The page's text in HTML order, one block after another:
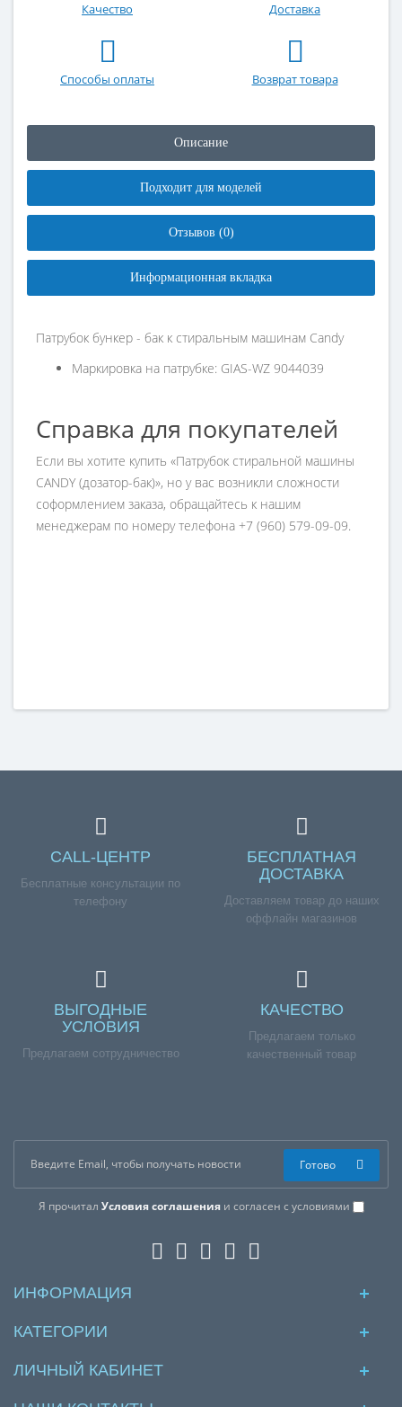
Качество Доставка
Способы оплаты Возврат товара
Описание
Подходит для моделей
Отзывов (0)
Информационная вкладка
Патрубок бункер - бак к стиральным машинам Candy
Маркировка на патрубке: GIAS-WZ 9044039
Справка для покупателей
Если вы хотите купить «Патрубок стиральной машины
CANDY (дозатор-бак)», но у вас возникли сложности
соформлением заказа, обращайтесь к нашим
менеджерам по номеру телефона +7 (960) 579-09-09.
CALL-ЦЕНТР
Бесплатные консультации по
телефону
БЕСПЛАТНАЯ
ДОСТАВКА
Доставляем товар до наших
оффлайн магазинов
ВЫГОДНЫЕ
УСЛОВИЯ
Предлагаем сотрудничество
КАЧЕСТВО
Предлагаем только
качественный товар
Я прочитал Условия соглашенияи согласен с условиями
Готово
ИНФОРМАЦИЯ
КАТЕГОРИИ
ЛИЧНЫЙ КАБИНЕТ